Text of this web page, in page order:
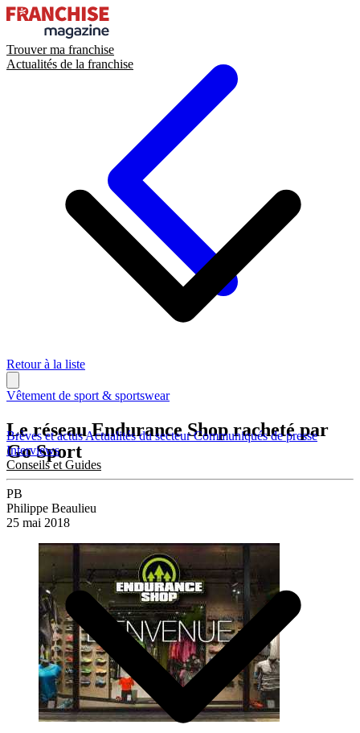
Trouver ma franchise
Actualités de la franchise
Brèves et actusActualités du secteurCommuniqués de presse
Interviews
Conseils et Guides
Retour à la liste
Vêtement de sport & sportswear
Le réseau Endurance Shop racheté par
Go Sport
PB
Philippe Beaulieu
25 mai 2018